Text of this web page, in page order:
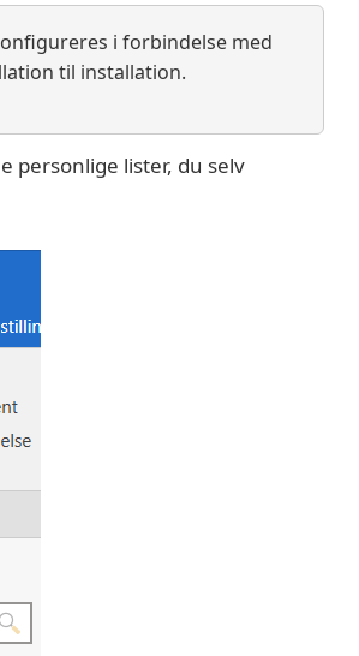
i forbindelse med
til installation.
personlige lister, du selv